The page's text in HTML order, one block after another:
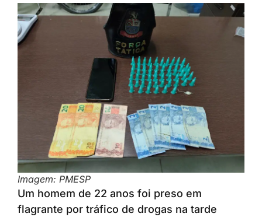
Imagem: PMESP
Um homem de 22 anos foi preso em
flagrante por tráfico de drogas na tarde